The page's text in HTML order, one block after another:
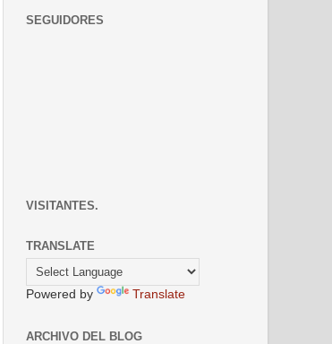
SEGUIDORES
VISITANTES.
TRANSLATE
Powered by Translate
ARCHIVO DEL BLOG